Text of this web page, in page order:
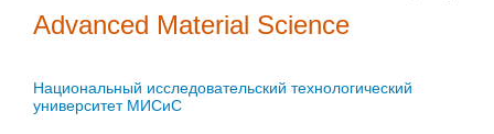
Advanced Material Science
Национальный исследовательский технологический
университет МИСиС